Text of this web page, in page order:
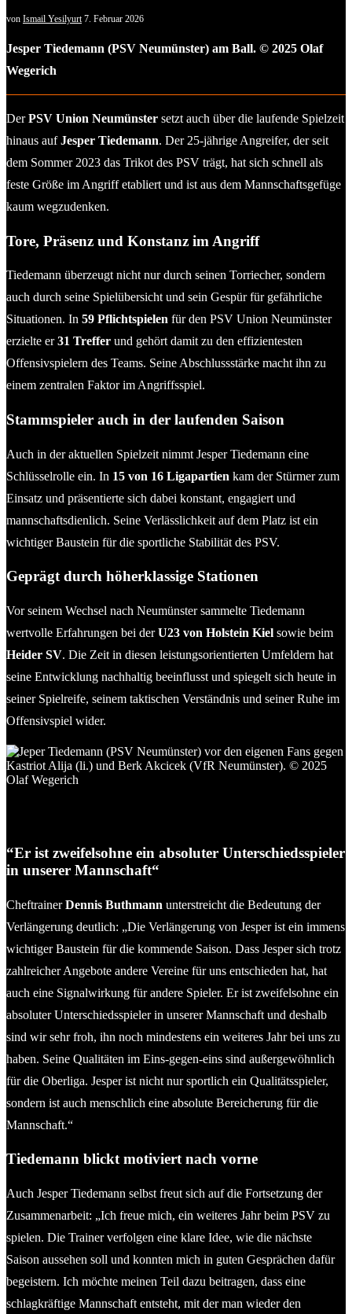
von Ismail Yesilyurt 7. Februar 2026
Jesper Tiedemann (PSV Neumünster) am Ball. © 2025 Olaf
Wegerich
DerPSV Union Neumünster setzt auch über die laufende Spielzeit
hinaus aufJesper Tiedemann. Der 25-jährige Angreifer, der seit
dem Sommer 2023 das Trikot des PSV trägt, hat sich schnell als
feste Größe im Angriff etabliert und ist aus dem Mannschaftsgefüge
kaum wegzudenken.
Tore, Präsenz und Konstanz im Angriff
Tiedemann überzeugt nicht nur durch seinen Torriecher, sondern
auch durch seine Spielübersicht und sein Gespür für gefährliche
Situationen. In 59 Pflichtspielen für den PSV Union Neumünster
erzielte er31 Treffer und gehört damit zu den effizientesten
Offensivspielern des Teams. Seine Abschlussstärke macht ihn zu
einem zentralen Faktor im Angriffsspiel.
Stammspieler auch in der laufenden Saison
Auch in der aktuellen Spielzeit nimmt Jesper Tiedemann eine
Schlüsselrolle ein. In 15 von 16 Ligapartien kam der Stürmer zum
Einsatz und präsentierte sich dabei konstant, engagiert und
mannschaftsdienlich. Seine Verlässlichkeit auf dem Platz ist ein
wichtiger Baustein für die sportliche Stabilität des PSV.
Geprägt durch höherklassige Stationen
Vor seinem Wechsel nach Neumünster sammelte Tiedemann
wertvolle Erfahrungen bei derU23 von Holstein Kiel sowie beim
Heider SV. Die Zeit in diesen leistungsorientierten Umfeldern hat
seine Entwicklung nachhaltig beeinflusst und spiegelt sich heute in
seiner Spielreife, seinem taktischen Verständnis und seiner Ruhe im
Offensivspiel wider.
“Er ist zweifelsohne ein absoluter Unterschiedsspieler
in unserer Mannschaft“
CheftrainerDennis Buthmann unterstreicht die Bedeutung der
Verlängerung deutlich: „Die Verlängerung von Jesper ist ein immens
wichtiger Baustein für die kommende Saison. Dass Jesper sich trotz
zahlreicher Angebote andere Vereine für uns entschieden hat, hat
auch eine Signalwirkung für andere Spieler. Er ist zweifelsohne ein
absoluter Unterschiedsspieler in unserer Mannschaft und deshalb
sind wir sehr froh, ihn noch mindestens ein weiteres Jahr bei uns zu
haben. Seine Qualitäten im Eins-gegen-eins sind außergewöhnlich
für die Oberliga. Jesper ist nicht nur sportlich ein Qualitätsspieler,
sondern ist auch menschlich eine absolute Bereicherung für die
Mannschaft.“
Tiedemann blickt motiviert nach vorne
Auch Jesper Tiedemann selbst freut sich auf die Fortsetzung der
Zusammenarbeit: „Ich freue mich, ein weiteres Jahr beim PSV zu
spielen. Die Trainer verfolgen eine klare Idee, wie die nächste
Saison aussehen soll und konnten mich in guten Gesprächen dafür
begeistern. Ich möchte meinen Teil dazu beitragen, dass eine
schlagkräftige Mannschaft entsteht, mit der man wieder den